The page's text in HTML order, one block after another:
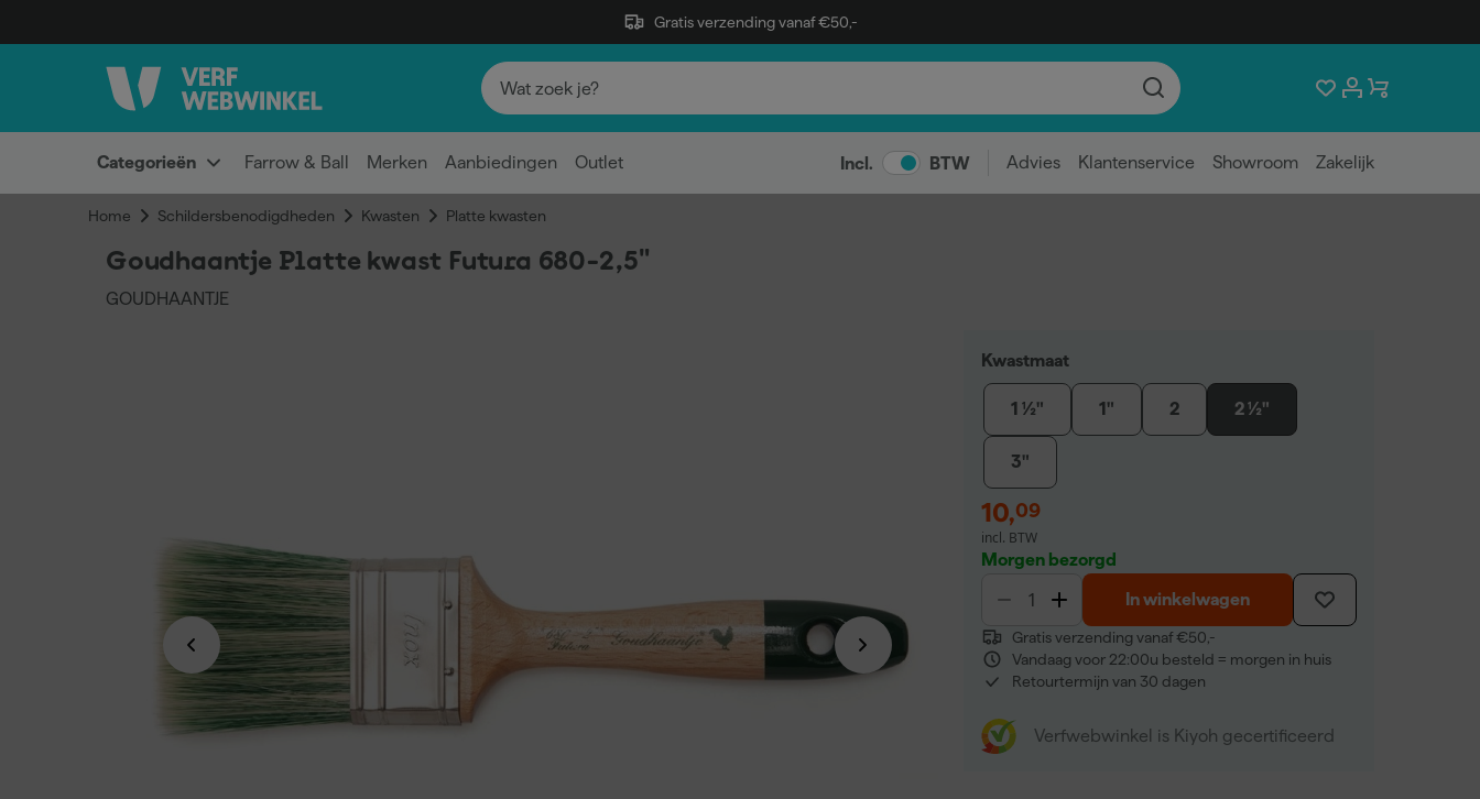
Gratis verzending vanaf €50,-
Categorieën Farrow & Ball Merken Aanbiedingen Outlet Incl. BTW Advies Klantenservice Showroom Zakelijk
Home Schildersbenodigdheden Kwasten Platte kwasten
Goudhaantje Platte kwast Futura 680-2,5"
GOUDHAANTJE
Kwastmaat
1 ½" 1" 2 2 ½"
3"
10,09
incl. BTW
Morgen bezorgd
In winkelwagen
Gratis verzending vanaf €50,-
Vandaag voor 22:00u besteld = morgen in huis
Retourtermijn van 30 dagen
Verfwebwinkel is Kiyoh gecertificeerd